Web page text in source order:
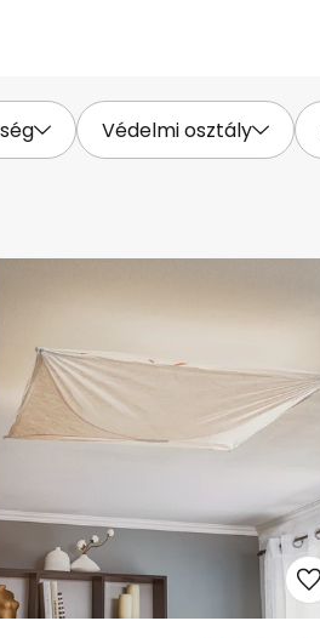
Védelmi osztály